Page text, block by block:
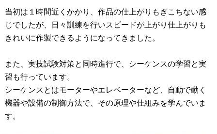
当初は１時間近くかかり、作品の仕上がりもぎこちない感
じでしたが、日々訓練を行いスピードが上がり仕上がりも
きれいに作製できるようになってきました。
また、実技試験対策と同時進行で、シーケンスの学習と実
習も行っています。
シーケンスとはモーターやエレベーターなど、自動で動く
機器や設備の制御方法で、その原理や仕組みを学んでいま
す。